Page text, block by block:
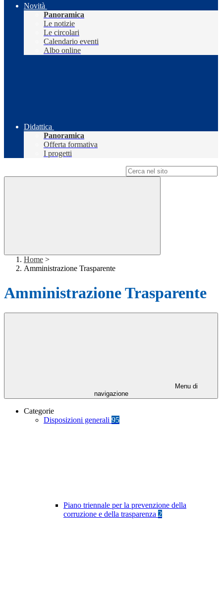
Novità
Panoramica
Le notizie
Le circolari
Calendario eventi
Albo online
Didattica
Panoramica
Offerta formativa
I progetti
Home >
Amministrazione Trasparente
Amministrazione Trasparente
Menu di
navigazione
Categorie
Disposizioni generali 95
Piano triennale per la prevenzione della
corruzione e della trasparenza 2